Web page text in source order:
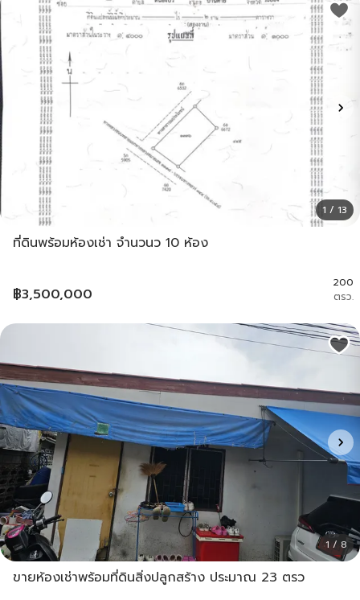
1 / 13
ที่ดินพร้อมห้องเช่า จำนวนว 10 ห้อง
฿3,500,000
200
ตรว.
1 / 8
ขายห้องเช่าพร้อมที่ดินสิ่งปลูกสร้าง ประมาณ 23 ตรว